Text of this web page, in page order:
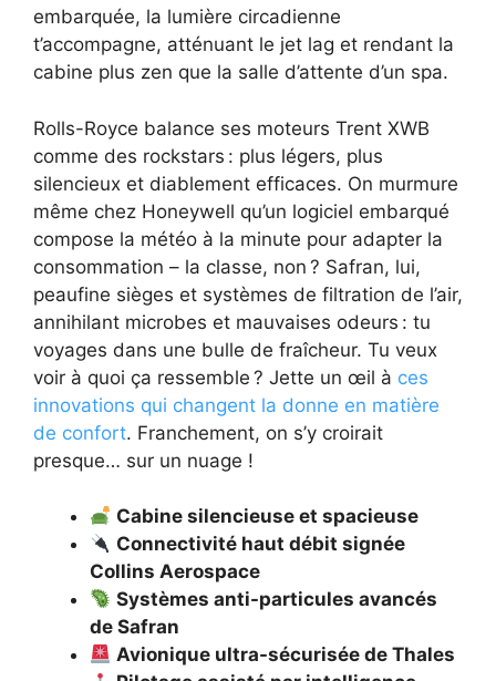
embarquée, la lumière circadienne
t’accompagne, atténuant le jet lag et rendant la
cabine plus zen que la salle d’attente d’un spa.
Rolls-Royce balance ses moteurs Trent XWB
comme des rockstars : plus légers, plus
silencieux et diablement efficaces. On murmure
même chez Honeywell qu’un logiciel embarqué
compose la météo à la minute pour adapter la
consommation – la classe, non ? Safran, lui,
peaufine sièges et systèmes de filtration de l’air,
annihilant microbes et mauvaises odeurs : tu
voyages dans une bulle de fraîcheur. Tu veux
voir à quoi ça ressemble ? Jette un œil à ces
innovations qui changent la donne en matière
de confort. Franchement, on s’y croirait
presque… sur un nuage !
Cabine silencieuse et spacieuse
Connectivité haut débit signée
Collins Aerospace
Systèmes anti-particules avancés
de Safran
Avionique ultra-sécurisée de Thales